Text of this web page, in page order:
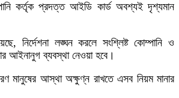
কর্তৃক প্রদত্ত আইডি কার্ড অবশ্যই দৃশ্যমান
নির্দেশনা লঙ্ঘন করলে সংশ্লিষ্ট কোম্পানি ও
আইনানুগ ব্যবস্থা নেওয়া হবে।
মানুষের আস্থা অক্ষুণ্ন রাখতে এসব নিয়ম মানার